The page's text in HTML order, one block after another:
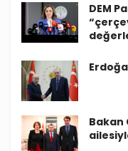
DEM
Bakan